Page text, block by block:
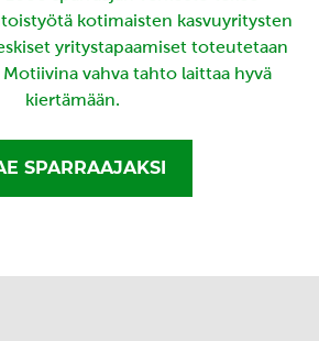
kotimaisten kasvuyritysten
yritystapaamiset toteutetaan
vahva tahto laittaa hyvä
kiertämään.
SPARRAAJAKSI